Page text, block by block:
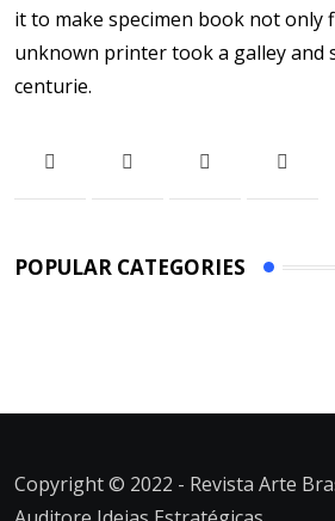
it to make specimen book not only
unknown printer took a galley and
centurie.
POPULAR CATEGORIES
Copyright © 2022 - Revista Arte